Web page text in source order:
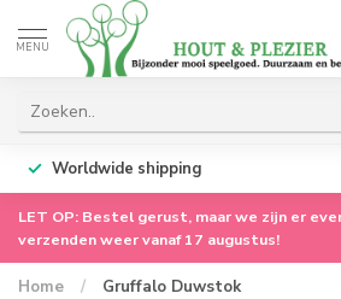
MENU
Worldwide shipping
LET OP: Bestel gerust, maar we zijn er
verzenden weer vanaf 17 augustus!
Home / Gruffalo Duwstok